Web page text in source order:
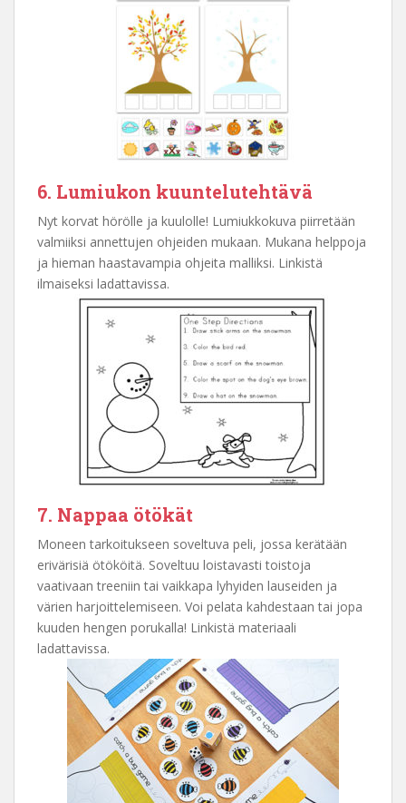
6. Lumiukon kuuntelutehtävä
Nyt korvat hörölle ja kuulolle! Lumiukkokuva piirretään
valmiiksi annettujen ohjeiden mukaan. Mukana helppoja
ja hieman haastavampia ohjeita malliksi. Linkistä
ilmaiseksi ladattavissa.
7. Nappaa ötökät
Moneen tarkoitukseen soveltuva peli, jossa kerätään
erivärisiä ötököitä. Soveltuu loistavasti toistoja
vaativaan treeniin tai vaikkapa lyhyiden lauseiden ja
värien harjoittelemiseen. Voi pelata kahdestaan tai jopa
kuuden hengen porukalla! Linkistä materiaali
ladattavissa.